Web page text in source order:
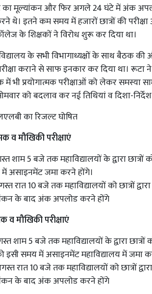
मूल्यांकन और फिर अगले 24 घंटे में अंक
थे। इतने कम समय में हजारों छात्रों की
के शिक्षकों ने विरोध शुरू कर दिया था।
के सभी विभागाध्यक्षों के साथ बैठक
कराने से साफ इनकार कर दिया था। रूटा
में भी प्रयोगात्मक परीक्षाओं को लेकर समस्या
को बदलाव कर नई तिथियां व दिशा-
का रिजल्ट घोषित
व मौखिकी परीक्षाएं
5 बजे तक महाविद्यालयों के द्वारा
में असाइनमेंट जमा करने होंगे।
10 बजे तक महाविद्यालयों को छात्रों
के बाद अंक अपलोड करने होंगे
व मौखिकी परीक्षाएं
5 बजे तक महाविद्यालयों के द्वारा
इसी समय में असाइनमेंट महाविद्यालय में जमा
10 बजे तक महाविद्यालयों को छात्रों
के बाद अंक अपलोड करने होंगे